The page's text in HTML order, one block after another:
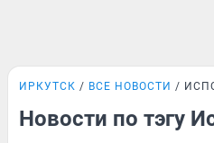
ИРКУТСК ВСЕ НОВОСТИ
Новости по тэгу